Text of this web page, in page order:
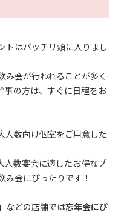
トはバッチリ頭に入りまし
会が行われることが多く
事の方は、すぐに日程をお
人数向け個室をご用意した
人数宴会に適したお得なプ
み会にぴったりです！
などの店舗では忘年会にぴ